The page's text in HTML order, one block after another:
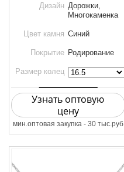
Дизайн Дорожки,
Многокаменка
Цвет камня Синий
Покрытие Родирование
Размер колец
Узнать оптовую
цену
мин.оптовая закупка - 30 тыс.руб